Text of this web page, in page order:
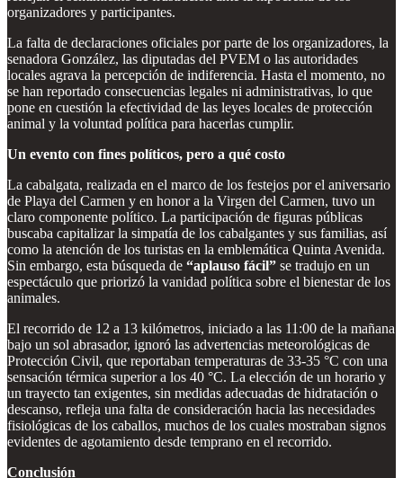
organizadores y participantes.
La falta de declaraciones oficiales por parte de los organizadores, la
senadora González, las diputadas del PVEM o las autoridades
locales agrava la percepción de indiferencia. Hasta el momento, no
se han reportado consecuencias legales ni administrativas, lo que
pone en cuestión la efectividad de las leyes locales de protección
animal y la voluntad política para hacerlas cumplir.
Un evento con fines políticos, pero a qué costo
La cabalgata, realizada en el marco de los festejos por el aniversario
de Playa del Carmen y en honor a la Virgen del Carmen, tuvo un
claro componente político. La participación de figuras públicas
buscaba capitalizar la simpatía de los cabalgantes y sus familias, así
como la atención de los turistas en la emblemática Quinta Avenida.
Sin embargo, esta búsqueda de “aplauso fácil” se tradujo en un
espectáculo que priorizó la vanidad política sobre el bienestar de los
animales.
El recorrido de 12 a 13 kilómetros, iniciado a las 11:00 de la mañana
bajo un sol abrasador, ignoró las advertencias meteorológicas de
Protección Civil, que reportaban temperaturas de 33-35 °C con una
sensación térmica superior a los 40 °C. La elección de un horario y
un trayecto tan exigentes, sin medidas adecuadas de hidratación o
descanso, refleja una falta de consideración hacia las necesidades
fisiológicas de los caballos, muchos de los cuales mostraban signos
evidentes de agotamiento desde temprano en el recorrido.
Conclusión